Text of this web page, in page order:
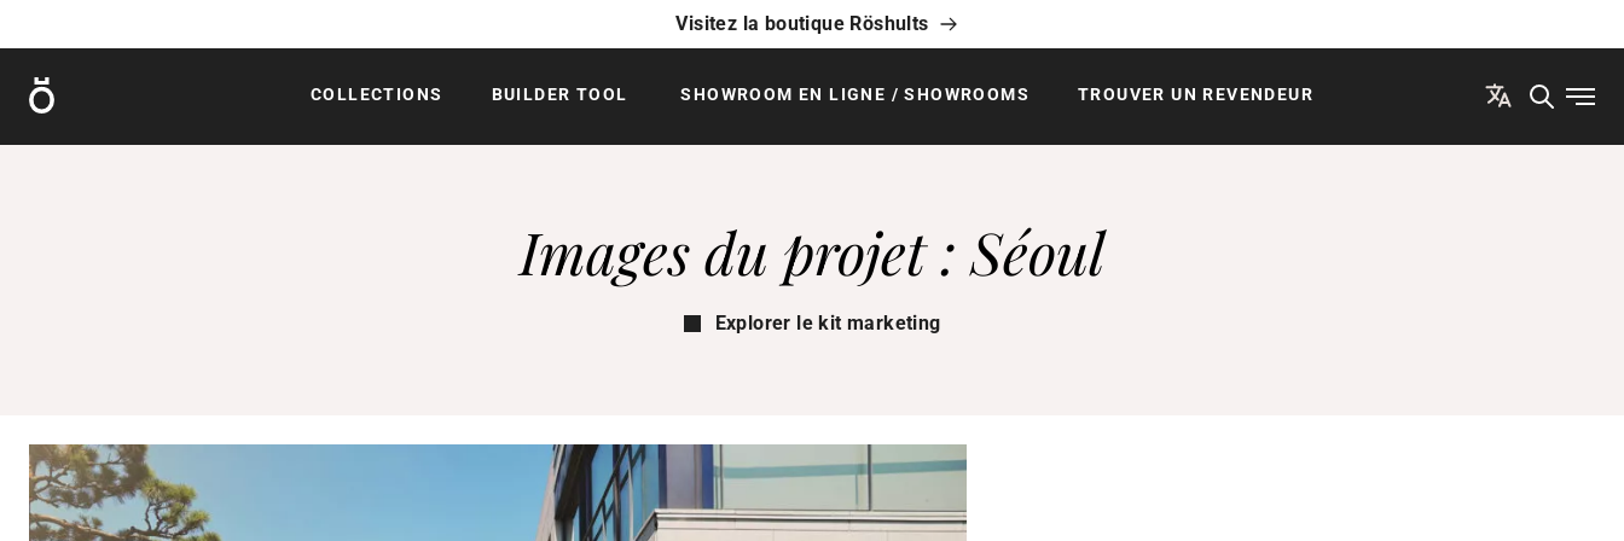
Visitez la boutique Röshults
Röshults COLLECTIONS BUILDER TOOL SHOWROOM EN LIGNE / SHOWROOMS TROUVER UN REVENDEUR
Images du projet : Séoul
Explorer le kit marketing